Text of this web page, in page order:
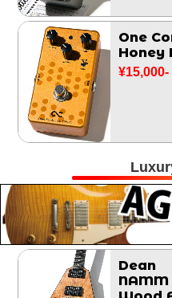
One
Honey
¥15,000-
Dean